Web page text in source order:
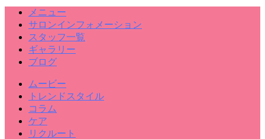
メニュー
サロンインフォメーション
スタッフ一覧
ギャラリー
ブログ
ムービー
トレンドスタイル
コラム
ケア
リクルート